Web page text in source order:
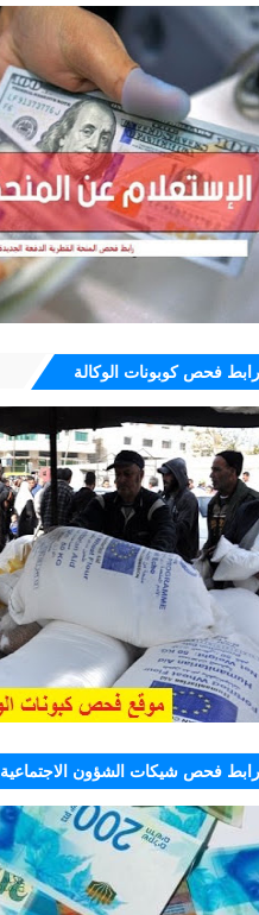
رابط فحص كوبونات الوكالة
رابط فحص شيكات الشؤون الاجتماعية